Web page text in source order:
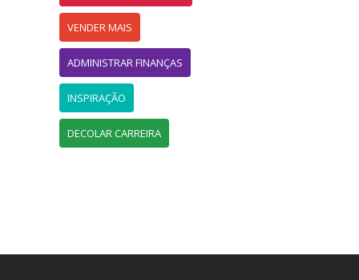
VENDER MAIS
ADMINISTRAR FINANÇAS
INSPIRAÇÃO
DECOLAR CARREIRA